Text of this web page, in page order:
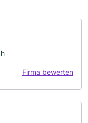
Firma bewerten